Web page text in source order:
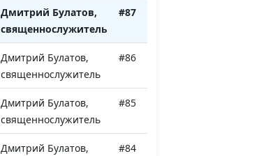
Дмитрий Булатов,
священнослужитель
#87
Дмитрий Булатов,
священнослужитель
#86
Дмитрий Булатов,
священнослужитель
#85
Дмитрий Булатов,
#84